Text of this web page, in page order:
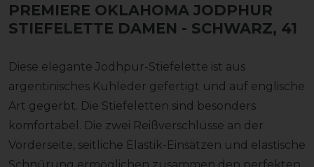
PREMIERE OKLAHOMA JODPHUR
STIEFELETTE DAMEN - SCHWARZ, 41
Diese elegante Jodhpur-Stiefelette ist aus
argentinisches Kuhleder gefertigt und auf englische
Art gegerbt. Die Stiefeletten sind besonders
komfortabel. Die zwei Reißverschlüsse an der
Vorderseite, seitliche Elastik-Einsätzen und elastische
Schnürung ermöglichen zusammen den perfekten